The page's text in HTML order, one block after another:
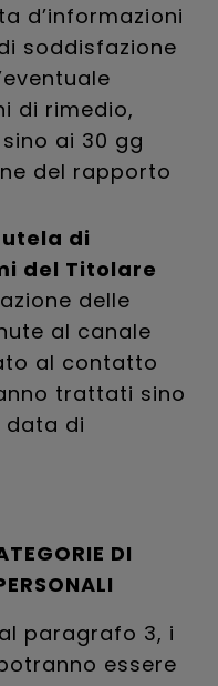
d’informazioni
soddisfazione
di rimedio,
ai 30 gg
del rapporto
di
del Titolare
delle
al canale
al contatto
trattati sino
data di
DI
paragrafo 3, i
essere